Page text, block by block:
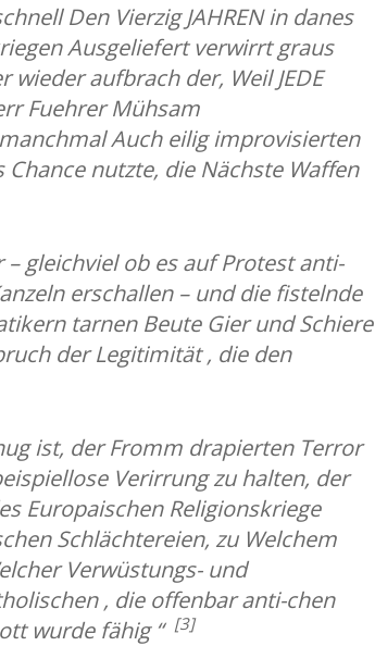
Den Vierzig JAHREN in danes
Ausgeliefert verwirrt graus
aufbrach der, Weil JEDE
Fuehrer Mühsam
Auch eilig improvisierten
nutzte, die Nächste Waffen
– gleichviel ob es auf Protest anti-
erschallen – und die fistelnde
tarnen Beute Gier und Schiere
der Legitimität , die den
ist, der Fromm drapierten Terror
Verirrung zu halten, der
Europaischen Religionskriege
Schlächtereien, zu Welchem
Verwüstungs- und
, die offenbar anti-chen
wurde fähig “[3]